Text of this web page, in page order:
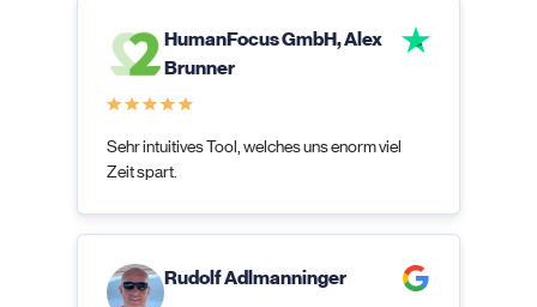
HumanFocus GmbH, Alex
Brunner
Sehr intuitives Tool, welches uns enorm viel
Zeit spart.
Rudolf Adlmanninger